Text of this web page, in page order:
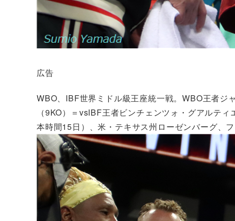
広告
WBO、IBF世界ミドル級王座統一戦。WBO王者ジ
（9KO）＝vsIBF王者ビンチェンツォ・グアルテ
本時間15日）、米・テキサス州ローゼンバーグ、